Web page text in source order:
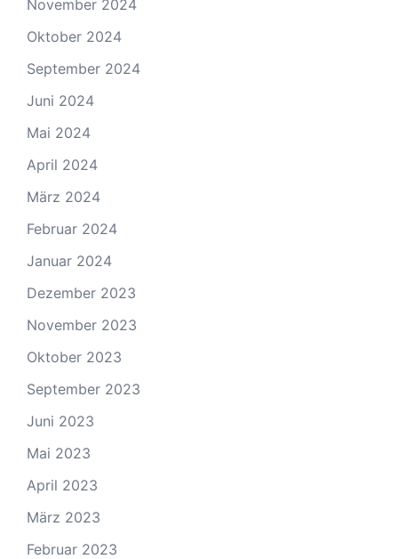
November 2024
Oktober 2024
September 2024
Juni 2024
Mai 2024
April 2024
März 2024
Februar 2024
Januar 2024
Dezember 2023
November 2023
Oktober 2023
September 2023
Juni 2023
Mai 2023
April 2023
März 2023
Februar 2023